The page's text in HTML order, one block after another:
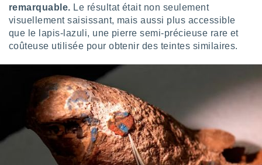
cas,
que
ne
remarquable. Le résultat était non seulement
visuellement saisissant, mais aussi plus accessible
que le lapis-lazuli, une pierre semi-précieuse rare et
coûteuse utilisée pour obtenir des teintes similaires.